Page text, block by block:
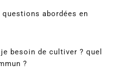
abordées en
besoin de cultiver ? quel
?